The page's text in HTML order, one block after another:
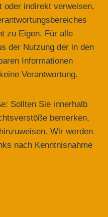
oder indirekt verweisen,
zu Eigen. Für alle
der Nutzung der in den
Informationen
Verantwortung.
Sollten Sie innerhalb
bemerken,
Wir werden
nach Kenntnisnahme